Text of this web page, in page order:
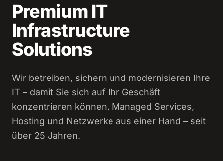
Premium IT
Infrastructure
Solutions
Wir betreiben, sichern und modernisieren Ihre
IT – damit Sie sich auf Ihr Geschäft
konzentrieren können. Managed Services,
Hosting und Netzwerke aus einer Hand – seit
über 25 Jahren.